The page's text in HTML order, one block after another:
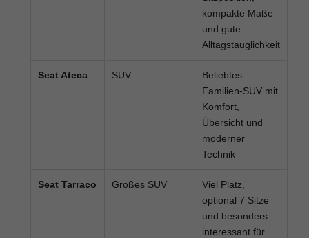
kompakte Maße
und gute
Alltagstauglichkeit
Seat Ateca SUV
Beliebtes
Familien-SUV mit
Komfort,
Übersicht und
moderner
Technik
Seat Tarraco Großes SUV
Viel Platz,
optional 7 Sitze
und besonders
interessant für